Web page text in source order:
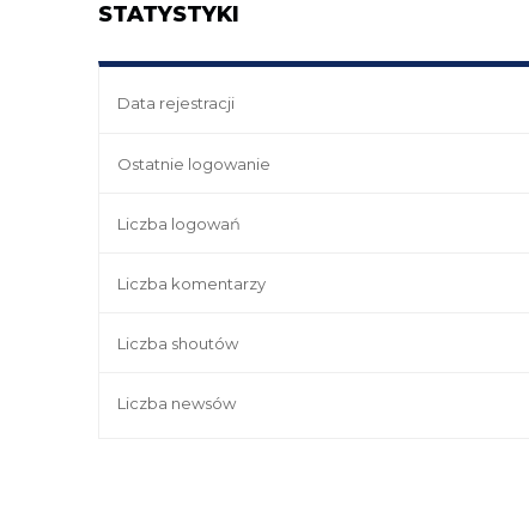
STATYSTYKI
Data rejestracji
Ostatnie logowanie
Liczba logowań
Liczba komentarzy
Liczba shoutów
Liczba newsów